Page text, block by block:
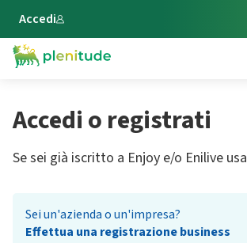
Vai al contenuto principale
Accedi
Accedi o registrati
Se sei già iscritto a Enjoy e/o Enilive
Sei un'azienda o un'impresa?
Effettua una registrazione business